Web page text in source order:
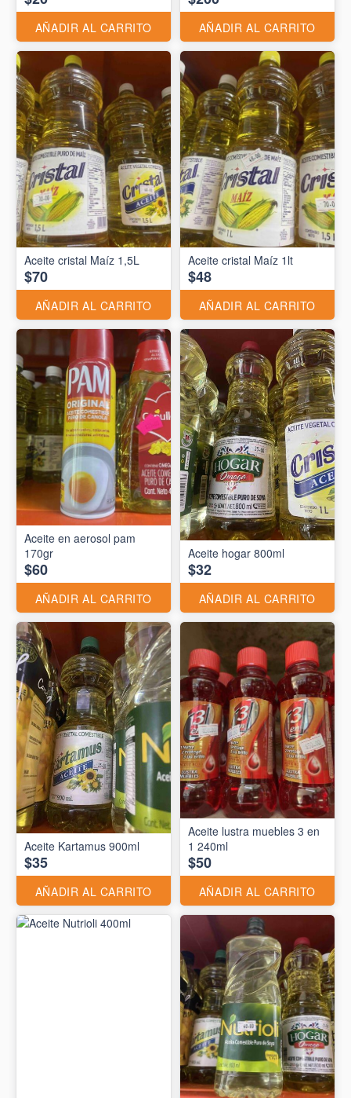
AÑADIR AL CARRITO AÑADIR AL CARRITO
Aceite cristal Maíz 1,5L
$70
AÑADIR AL CARRITO
Aceite cristal Maíz 1lt
$48
AÑADIR AL CARRITO
Aceite en aerosol pam
170gr
$60
AÑADIR AL CARRITO
Aceite hogar 800ml
$32
AÑADIR AL CARRITO
Aceite Kartamus 900ml
$35
AÑADIR AL CARRITO
Aceite lustra muebles 3 en
1 240ml
$50
AÑADIR AL CARRITO